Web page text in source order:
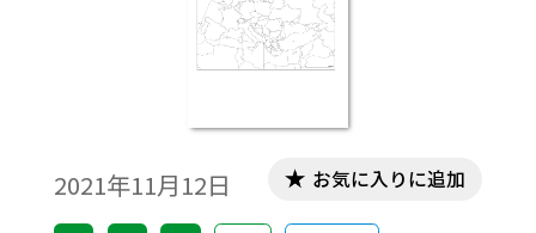
2021年11月12日 お気に入りに追加